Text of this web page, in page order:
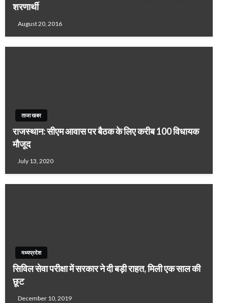
शरणार्थी
August 20, 2016
ताजा खबर
राजस्थान: सीएम आवास पर बैठक के लिए करीब 100 विधायक
मौजूद
July 13, 2020
मध्यप्रदेश
सिविल सेवा परीक्षा में सरकार ने दी बड़ी राहत, मिली एक साल की
छूट
December 10, 2019